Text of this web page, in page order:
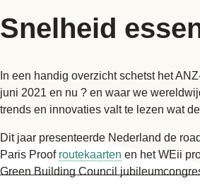
Snelheid
In een handig overzicht schetst het
juni 2021 en nu ? en waar we
trends en innovaties valt te lezen wat
Dit jaar presenteerde Nederland de
Paris Proof routekaarten en het WEii
Green Building Council